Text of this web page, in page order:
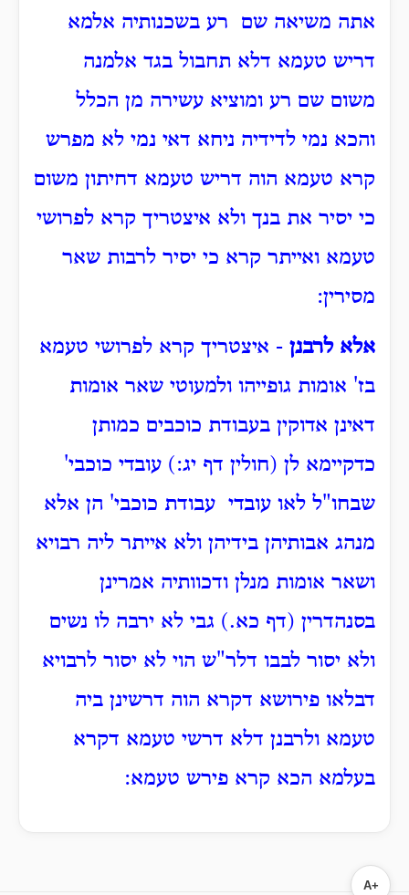
אתה משיאה שם רע בשכנותיה אלמא
דריש טעמא דלא תחבול בגד אלמנה
משום שם רע ומוציא עשירה מן הכלל
והכא נמי לדידיה ניחא דאי נמי לא מפרש
קרא טעמא הוה דריש טעמא דחיתון משום
כי יסיר את בנך ולא איצטריך קרא לפרושי
טעמא ואייתר קרא כי יסיר לרבות שאר
מסירין:
אלא לרבנן - איצטריך קרא לפרושי טעמא
בז' אומות גופייהו ולמעוטי שאר אומות
דאינן אדוקין בעבודת כוכבים כמותן
כדקיימא לן (חולין דף יג:) עובדי כוכבי'
שבחו"ל לאו עובדי עבודת כוכבי' הן אלא
מנהג אבותיהן בידיהן ולא אייתר ליה רבויא
ושאר אומות מנלן ודכוותיה אמרינן
בסנהדרין (דף כא.) גבי לא ירבה לו נשים
ולא יסור לבבו דלר"ש הוי לא יסור לרבויא
דבלאו פירושא דקרא הוה דרשינן ביה
טעמא ולרבנן דלא דרשי טעמא דקרא
בעלמא הכא קרא פירש טעמא:
A+